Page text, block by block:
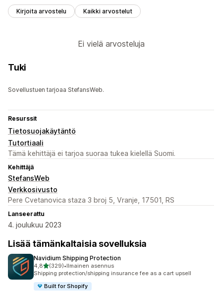
Kirjoita arvostelu Kaikki arvostelut
Ei vielä arvosteluja
Tuki
Sovellustuen tarjoaa StefansWeb.
Resurssit
Tietosuojakäytäntö
Tutortiaali
Tämä kehittäjä ei tarjoa suoraa tukea kielellä Suomi.
Kehittäjä
StefansWeb
Verkkosivusto
Pere Cvetanovica staza 3 broj 5, Vranje, 17501, RS
Lanseerattu
4. joulukuu 2023
Lisää tämänkaltaisia sovelluksia
Navidium Shipping Protection
4,8/ 5 tähteä
(329)
329 arvostelua yhteensä
•Ilmainen asennus
Shipping protection/shipping insurance fee as a cart upsell
Built for Shopify